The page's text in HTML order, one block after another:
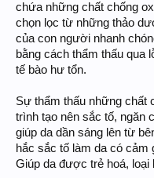
chứa những chất chống
chọn lọc từ những thảo
của con người nhanh
bằng cách thẩm thấu qua
tế bào hư tổn.
Sự thẩm thấu những chất
trình tạo nên sắc tố, ngăn
giúp da dần sáng lên từ
hắc sắc tố làm da có cảm
Giúp da được trẻ hoá, loại